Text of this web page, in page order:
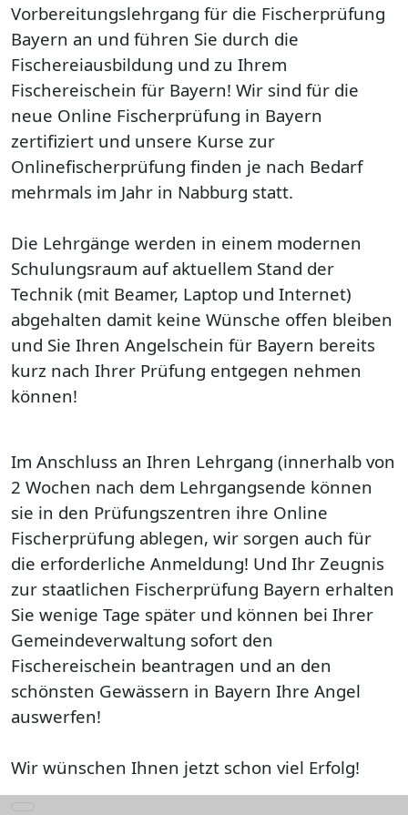
Vorbereitungslehrgang für die Fischerprüfung
Bayern an und führen Sie durch die
Fischereiausbildung und zu Ihrem
Fischereischein für Bayern! Wir sind für die
neue Online Fischerprüfung in Bayern
zertifiziert und unsere Kurse zur
Onlinefischerprüfung finden je nach Bedarf
mehrmals im Jahr in Nabburg statt.
Die Lehrgänge werden in einem modernen
Schulungsraum auf aktuellem Stand der
Technik (mit Beamer, Laptop und Internet)
abgehalten damit keine Wünsche offen bleiben
und Sie Ihren Angelschein für Bayern bereits
kurz nach Ihrer Prüfung entgegen nehmen
können!
Im Anschluss an Ihren Lehrgang (innerhalb von
2 Wochen nach dem Lehrgangsende können
sie in den Prüfungszentren ihre Online
Fischerprüfung ablegen, wir sorgen auch für
die erforderliche Anmeldung! Und Ihr Zeugnis
zur staatlichen Fischerprüfung Bayern erhalten
Sie wenige Tage später und können bei Ihrer
Gemeindeverwaltung sofort den
Fischereischein beantragen und an den
schönsten Gewässern in Bayern Ihre Angel
auswerfen!
Wir wünschen Ihnen jetzt schon viel Erfolg!